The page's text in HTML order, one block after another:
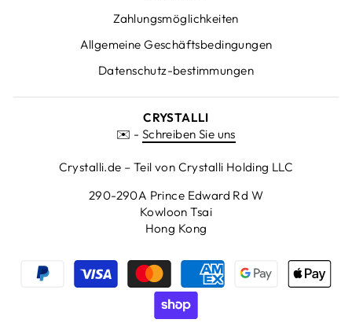
Zahlungsmöglichkeiten
Allgemeine Geschäftsbedingungen
Datenschutz-bestimmungen
CRYSTALLI
✉️ - Schreiben Sie uns
Crystalli.de – Teil von Crystalli Holding LLC
290-290A Prince Edward Rd W
Kowloon Tsai
Hong Kong